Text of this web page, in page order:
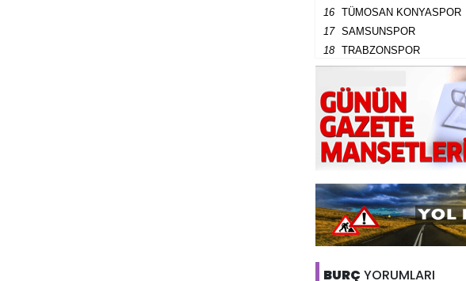
16
TÜMOSAN KONYASPOR
17
SAMSUNSPOR
18
TRABZONSPOR
BURÇ YORUMLARI